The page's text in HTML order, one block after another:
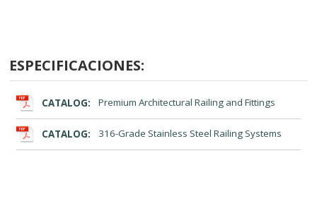
ESPECIFICACIONES:
CATALOG: Premium Architectural Railing and Fittings
CATALOG: 316-Grade Stainless Steel Railing Systems